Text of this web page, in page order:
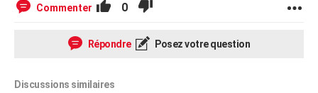
Commenter 0
Répondre Posez votre question
Discussions similaires